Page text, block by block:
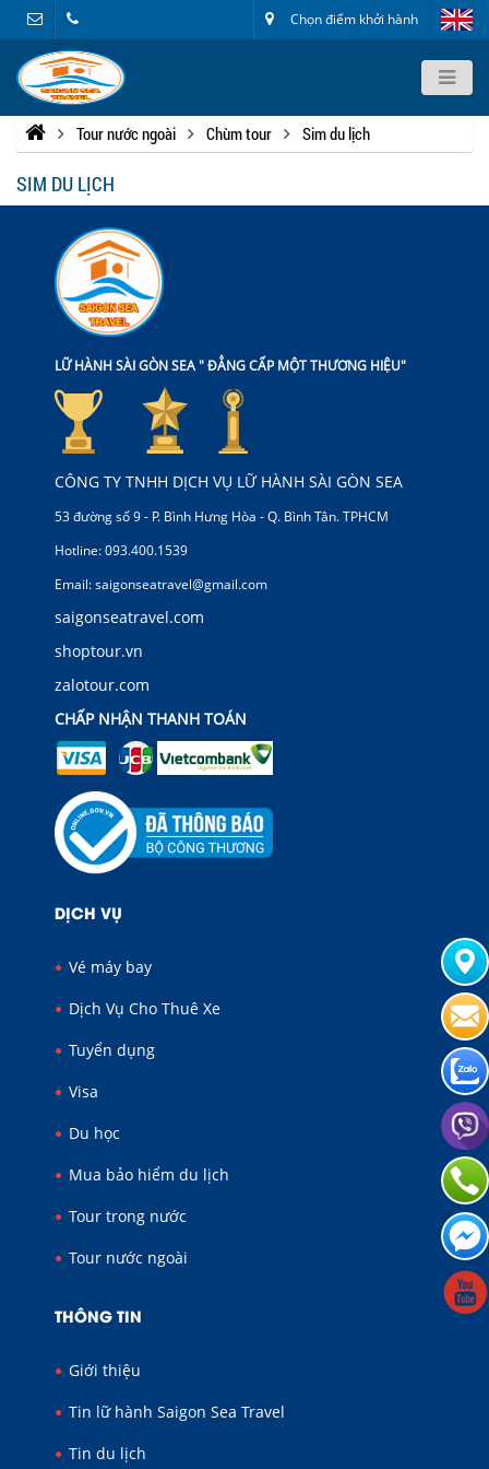
Chọn điểm khởi hành
Tour nước ngoài Chùm tour Sim du lịch
SIM DU LỊCH
LỮ HÀNH SÀI GÒN SEA " ĐẲNG CẤP MỘT THƯƠNG HIỆU"
CÔNG TY TNHH DỊCH VỤ LỮ HÀNH SÀI GÒN SEA
53 đường số 9 - P. Bình Hưng Hòa - Q. Bình Tân. TPHCM
Hotline: 093.400.1539
Email: saigonseatravel@gmail.com
saigonseatravel.com
shoptour.vn
zalotour.com
CHẤP NHẬN THANH TOÁN
DỊCH VỤ
Vé máy bay
Dịch Vụ Cho Thuê Xe
Tuyển dụng
Visa
Du học
Mua bảo hiểm du lịch
Tour trong nước
Tour nước ngoài
THÔNG TIN
Giới thiệu
Tin lữ hành Saigon Sea Travel
Tin du lịch